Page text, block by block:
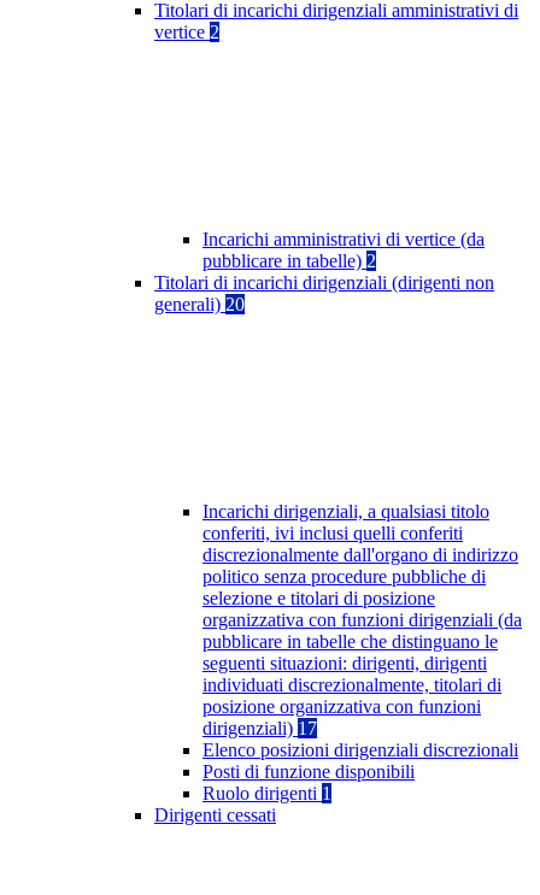
Titolari di incarichi dirigenziali amministrativi di
vertice 2
Incarichi amministrativi di vertice (da
pubblicare in tabelle) 2
Titolari di incarichi dirigenziali (dirigenti non
generali) 20
Incarichi dirigenziali, a qualsiasi titolo
conferiti, ivi inclusi quelli conferiti
discrezionalmente dall'organo di indirizzo
politico senza procedure pubbliche di
selezione e titolari di posizione
organizzativa con funzioni dirigenziali (da
pubblicare in tabelle che distinguano le
seguenti situazioni: dirigenti, dirigenti
individuati discrezionalmente, titolari di
posizione organizzativa con funzioni
dirigenziali) 17
Elenco posizioni dirigenziali discrezionali
Posti di funzione disponibili
Ruolo dirigenti 1
Dirigenti cessati